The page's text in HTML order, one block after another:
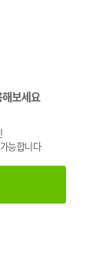
보세요
능합니다